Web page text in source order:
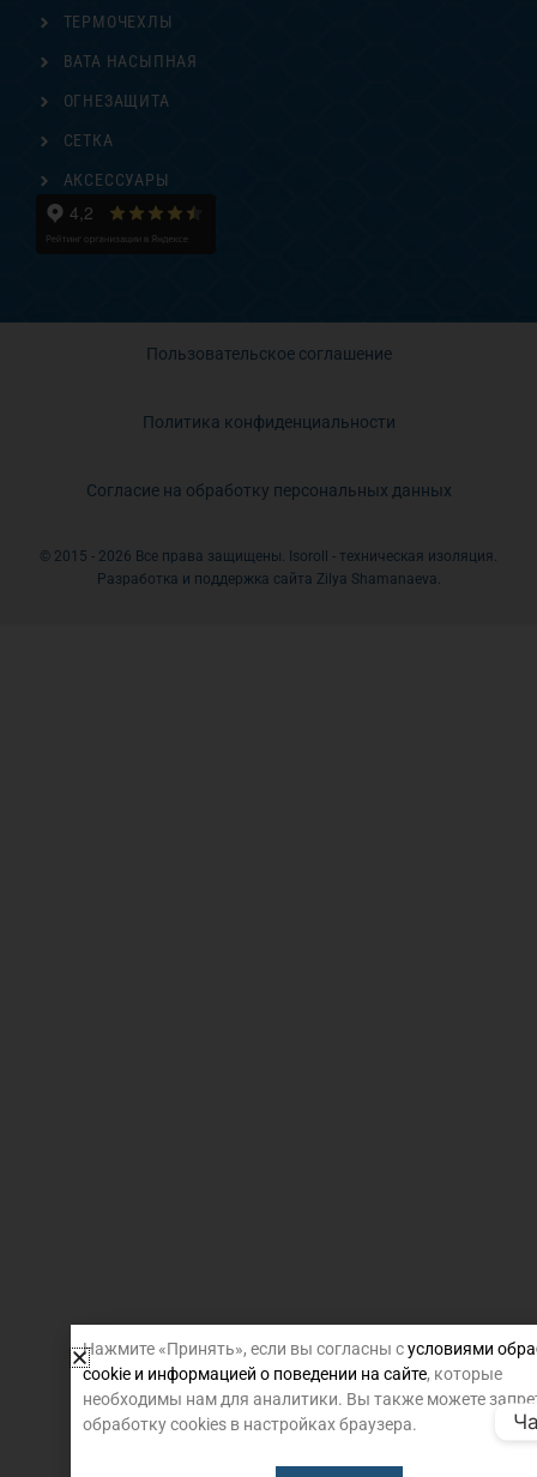
ТЕРМОЧЕХЛЫ
ВАТА НАСЫПНАЯ
ОГНЕЗАЩИТА
СЕТКА
АКСЕССУАРЫ
Пользовательское соглашение
Политика конфиденциальности
Согласие на обработку персональных данных
© 2015 - 2026 Все права защищены. Isoroll - техническая изоляция.
Разработка и поддержка сайта Zilya Shamanaeva.
Нажмите «Принять», если вы согласны сусловиями
cookie и информацией о поведении на сайте, которые
необходимы нам для аналитики. Вы также можете
обработку cookies в настройках браузера.